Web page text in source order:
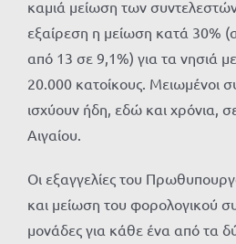
καμιά μείωση των
εξαίρεση η μείωση κατά 30%
από 13 σε 9,1%) για τα νησιά
20.000 κατοίκους. Μειωμένοι
ισχύουν ήδη, εδώ και χρόνια,
Αιγαίου.
Οι εξαγγελίες του
και μείωση του φορολογικού
μονάδες για κάθε ένα από τα